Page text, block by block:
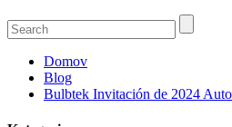
Domov
Blog
Bulbtek Invitación de 2024